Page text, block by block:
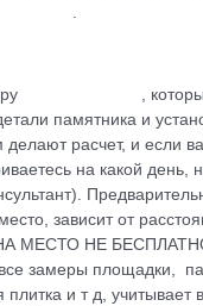
.
,
памятника и
делают расчет, и если
на какой день,
зависит от
МЕСТО НЕ
замеры площадки,
плитка и т д, учитывает